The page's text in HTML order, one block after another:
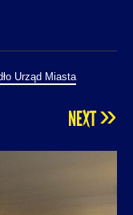
Urząd Miasta
NEXT»